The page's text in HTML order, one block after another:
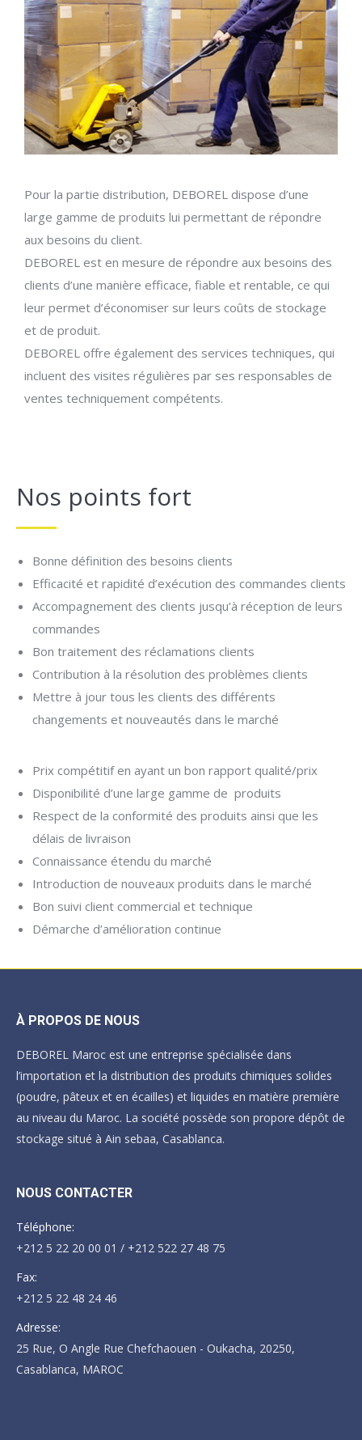
Pour la partie distribution, DEBOREL dispose d’une
large gamme de produits lui permettant de répondre
aux besoins du client.
DEBOREL est en mesure de répondre aux besoins des
clients d’une manière efficace, fiable et rentable, ce qui
leur permet d’économiser sur leurs coûts de stockage
et de produit.
DEBOREL offre également des services techniques, qui
incluent des visites régulières par ses responsables de
ventes techniquement compétents.
Nos points fort
Bonne définition des besoins clients
Efficacité et rapidité d’exécution des commandes clients
Accompagnement des clients jusqu’à réception de leurs
commandes
Bon traitement des réclamations clients
Contribution à la résolution des problèmes clients
Mettre à jour tous les clients des différents
changements et nouveautés dans le marché
Prix compétitif en ayant un bon rapport qualité/prix
Disponibilité d’une large gamme de produits
Respect de la conformité des produits ainsi que les
délais de livraison
Connaissance étendu du marché
Introduction de nouveaux produits dans le marché
Bon suivi client commercial et technique
Démarche d’amélioration continue
À PROPOS DE NOUS
DEBOREL Maroc est une entreprise spécialisée dans
l’importation et la distribution des produits chimiques solides
(poudre, pâteux et en écailles) et liquides en matière première
au niveau du Maroc. La société possède son propore dépôt de
stockage situé à Ain sebaa, Casablanca.
NOUS CONTACTER
Téléphone:
+212 5 22 20 00 01 / +212 522 27 48 75
Fax:
+212 5 22 48 24 46
Adresse:
25 Rue, O Angle Rue Chefchaouen - Oukacha, 20250,
Casablanca, MAROC